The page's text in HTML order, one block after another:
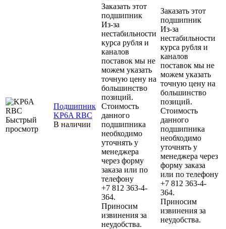
Быстрый
просмотр
Подшипник
KP6A RBC
В наличии
Заказать этот
подшипник
Из-за
нестабильности
курса рубля и
каналов
поставок мы не
можем указать
точную цену на
большинство
позиций.
Стоимость
данного
подшипника
необходимо
уточнять у
менеджера
через форму
заказа или по
телефону
+7 812 363-4-
364.
Приносим
извинения за
неудобства.
Заказать этот
подшипник
Из-за
нестабильности
курса рубля и
каналов
поставок мы не
можем указать
точную цену на
большинство
позиций.
Стоимость
данного
подшипника
необходимо
уточнять у
менеджера через
форму заказа
или по телефону
+7 812 363-4-
364.
Приносим
извинения за
неудобства.